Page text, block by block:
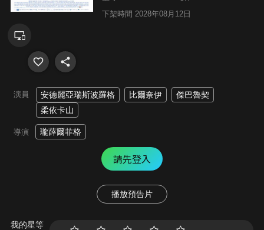
下架時間 2028年08月12日
演員 安德麗亞瑞斯波羅格 比爾奈伊
傑巴魯契
柔依卡山
導演 瓏薛爾菲格
請先登入
播放預告片
我的星等